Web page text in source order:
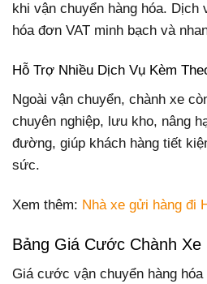
khi vận chuyển hàng hóa.
hóa đơn VAT minh bạch và
Hỗ Trợ Nhiều Dịch Vụ Kèm
Ngoài vận chuyển, chành xe
chuyên nghiệp, lưu kho, nâng
đường, giúp khách hàng tiết
sức.
Xem thêm: Nhà xe gửi hàng đi
Bảng Giá Cước Chành
Giá cước vận chuyển hàng